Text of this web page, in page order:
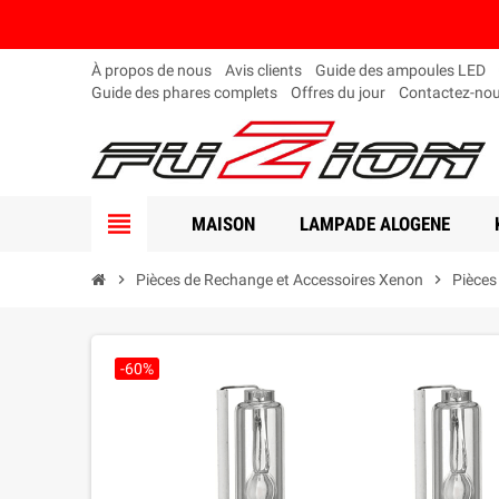
À propos de nous Avis clients Guide des ampoules LED
Guide des phares complets
Offres du jour Contactez-
view_headline MAISON LAMPADE ALOGENE
chevron_right Pièces de Rechange et Accessoires Xenon chevron_right
-60%